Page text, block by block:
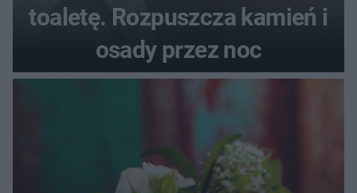
toaletę. Rozpuszcza kamień i
osady przez noc